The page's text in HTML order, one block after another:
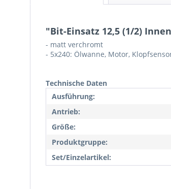
"Bit-Einsatz 12,5 (1/2)
- matt verchromt
- 5x240: Ölwanne, Motor,
Technische Daten
Ausführung:
Antrieb:
Größe:
Produktgruppe:
Set/Einzelartikel: